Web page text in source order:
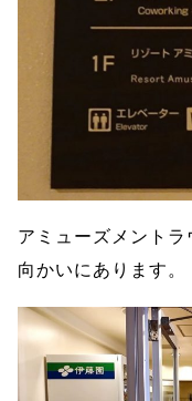
アミューズメント
向かいにあります。